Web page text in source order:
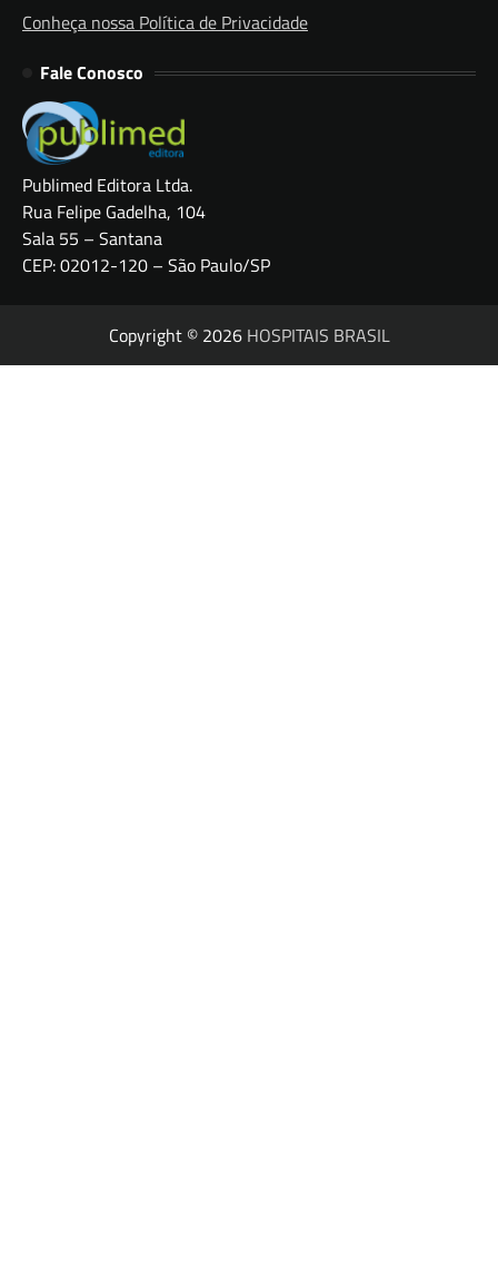
Conheça nossa Política de Privacidade
Fale Conosco
Publimed Editora Ltda.
Rua Felipe Gadelha, 104
Sala 55 – Santana
CEP: 02012-120 – São Paulo/SP
Copyright © 2026 HOSPITAIS BRASIL